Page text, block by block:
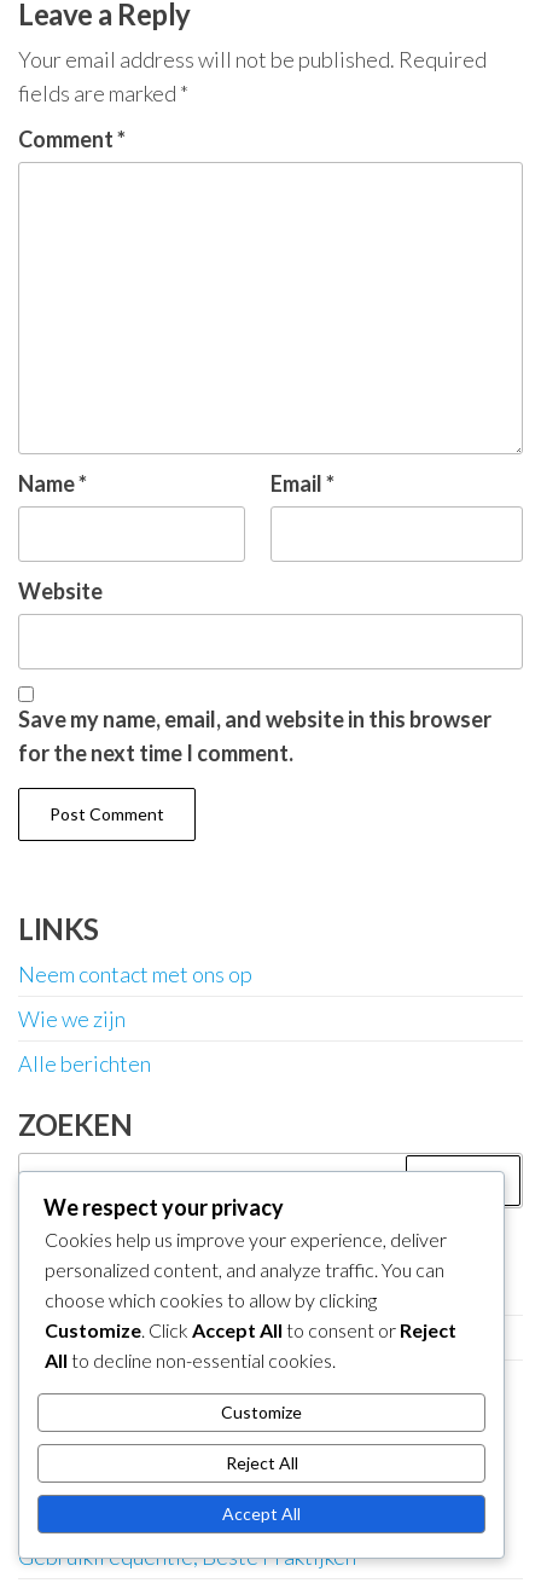
Leave a Reply
Your email address will not be published. Required
fields are marked *
Comment*
Name* Email*
Website
Save my name, email, and website in this browser
for the next time I comment.
LINKS
Neem contact met ons op
Wie we zijn
Alle berichten
ZOEKEN
Search
for:
CATEGORIEËN
Booster Cursus Toegang Claims
Mijn Nintendo Beloningsinwisselingen
RECENTE BERICHTEN
Nintendo eShop Code Inwisselingsmoment voor
Mario Kart 8 Deluxe: Vervaldatums,
Gebruikfrequentie, Beste Praktijken
We respect your privacy
Cookies help us improve your experience, deliver
personalized content, and analyze traffic. You can
choose which cookies to allow by clicking
Customize. Click Accept All to consent or Reject
All to decline non-essential cookies.
Customize
Reject All
Accept All